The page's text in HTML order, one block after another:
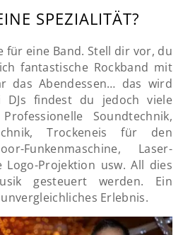
SPEZIALITÄT?
für eine Band. Stell dir vor, du
fantastische Rockband mit
das Abendessen… das wird
DJs findest du jedoch viele
Soundtechnik,
Trockeneis für den
Funkenmaschine, Laser-
Logo-Projektion usw. All dies
gesteuert werden. Ein
Erlebnis.